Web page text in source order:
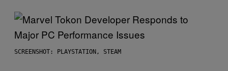
SCREENSHOT: PLAYSTATION, STEAM